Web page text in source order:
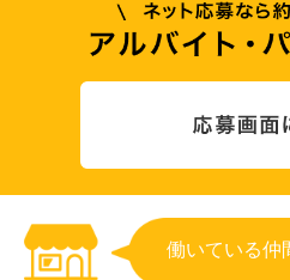
働いている仲